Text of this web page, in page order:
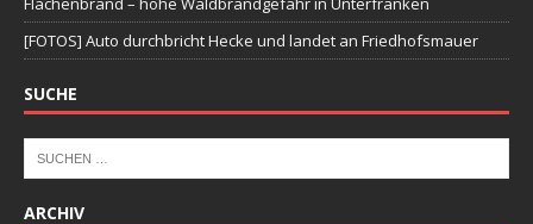
[FOTOS] Auto durchbricht Hecke und landet an Friedhofsmauer
SUCHE
ARCHIV